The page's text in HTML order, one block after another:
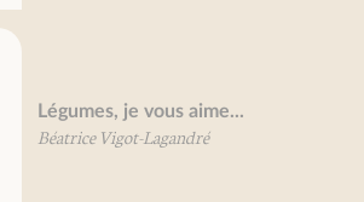
Légumes, je vous aime...
Béatrice Vigot-Lagandré